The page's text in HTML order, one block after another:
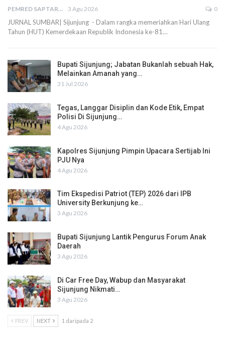
PEMRED SAPTARIUS 3 Agu 2026 0
JURNAL SUMBAR| Sijunjung - Dalam rangka memeriahkan Hari Ulang
Tahun (HUT) Kemerdekaan Republik Indonesia ke-81…
Bupati Sijunjung; Jabatan Bukanlah sebuah Hak,
Melainkan Amanah yang…
31 Jul 2026
Tegas, Langgar Disiplin dan Kode Etik, Empat
Polisi Di Sijunjung…
4 Agu 2026
Kapolres Sijunjung Pimpin Upacara Sertijab Ini
PJU Nya
4 Agu 2026
Tim Ekspedisi Patriot (TEP) 2026 dari IPB
University Berkunjung ke…
3 Agu 2026
Bupati Sijunjung Lantik Pengurus Forum Anak
Daerah
3 Agu 2026
Di Car Free Day, Wabup dan Masyarakat
Sijunjung Nikmati…
3 Agu 2026
PREV NEXT 1 daripada 2